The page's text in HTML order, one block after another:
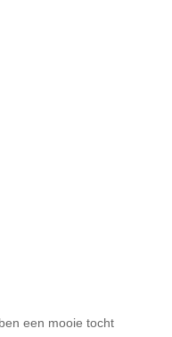
een mooie tocht